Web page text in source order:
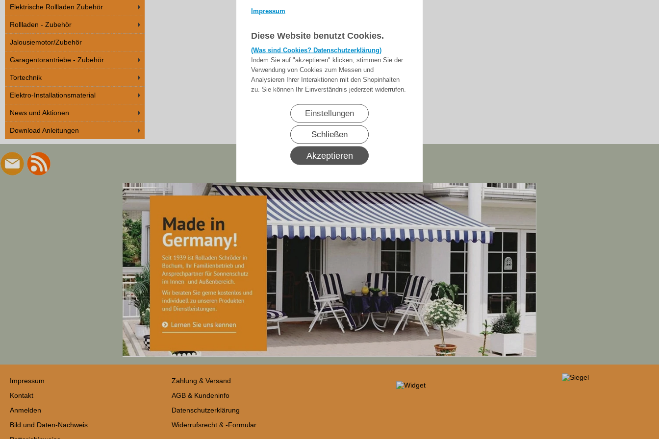
Impressum
Diese Website benutzt Cookies.
(Was sind Cookies? Datenschutzerklärung)
Indem Sie auf "akzeptieren" klicken, stimmen Sie der
Verwendung von Cookies zum Messen und
Analysieren Ihrer Interaktionen mit den Shopinhalten
zu. Sie können Ihr Einverständnis jederzeit widerrufen.
Einstellungen
Schließen
Akzeptieren
Elektrische Rollladen Zubehör
Rollladen - Zubehör
Jalousiemotor/Zubehör
Garagentorantriebe - Zubehör
Tortechnik
Elektro-Installationsmaterial
News und Aktionen
Download Anleitungen
Impressum
Kontakt
Anmelden
Bild und Daten-Nachweis
Zahlung & Versand
AGB & Kundeninfo
Datenschutzerklärung
Widerrufsrecht & -Formular